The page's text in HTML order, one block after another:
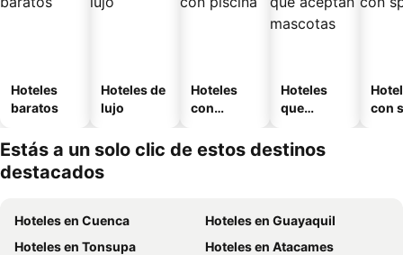
Hoteles
baratos
Hoteles de
lujo
Hoteles
con
Hoteles
que
mascotas
con
Estás a un solo clic de estos destinos
destacados
Hoteles en Cuenca
Hoteles en Guayaquil
Hoteles en Tonsupa
Hoteles en Atacames